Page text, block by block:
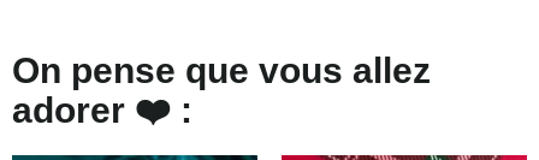
On pense que vous allez
adorer ❤️ :